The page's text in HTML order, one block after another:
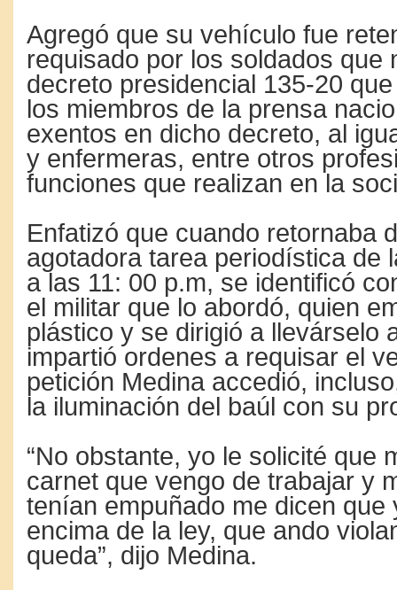
Agregó que su vehículo fue
requisado por los soldados que
decreto presidencial 135-20
los miembros de la prensa
exentos en dicho decreto, al
y enfermeras, entre otros
funciones que realizan en la
Enfatizó que cuando retornaba
agotadora tarea periodística de
a las 11: 00 p.m, se identificó
el militar que lo abordó, quien
plástico y se dirigió a llevárselo
impartió ordenes a requisar el
petición Medina accedió,
la iluminación del baúl con su
“No obstante, yo le solicité que
carnet que vengo de trabajar y
tenían empuñado me dicen que
encima de la ley, que ando
queda”, dijo Medina.